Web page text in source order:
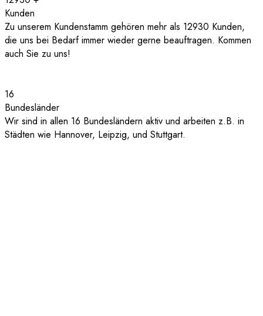
Kunden
Zu unserem Kundenstamm gehören mehr als 12930 Kunden,
die uns bei Bedarf immer wieder gerne beauftragen. Kommen
auch Sie zu uns!
16
Bundesländer
Wir sind in allen 16 Bundesländern aktiv und arbeiten z.B. in
Städten wie Hannover, Leipzig, und Stuttgart.